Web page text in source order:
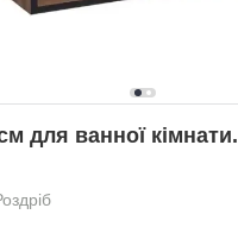
для ванної кімнати.